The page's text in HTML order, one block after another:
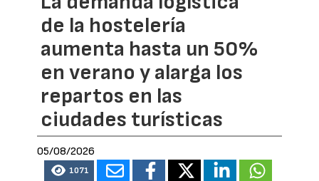
de la hostelería
aumenta hasta un 50%
en verano y alarga los
repartos en las
ciudades turísticas
05/08/2026
1071